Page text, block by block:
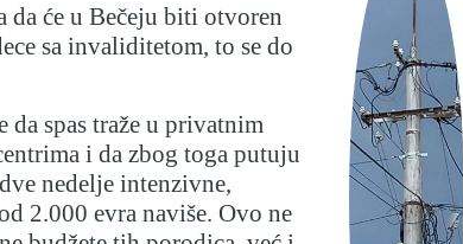
će u Bečeju biti otvoren
sa invaliditetom, to se do
spas traže u privatnim
i da zbog toga putuju
nedelje intenzivne,
2.000 evra naviše. Ovo ne